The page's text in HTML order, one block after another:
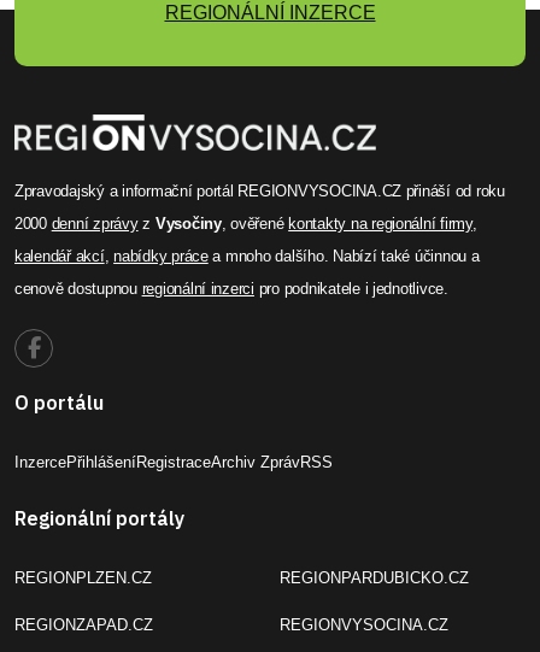
REGIONÁLNÍ INZERCE
Zpravodajský a informační portál REGIONVYSOCINA.CZ přináší od roku
2000 denní zprávyz Vysočiny, ověřenékontakty na regionální firmy,
kalendář akcí,nabídky prácea mnoho dalšího. Nabízí také účinnou a
cenově dostupnou regionální inzerci pro podnikatele i jednotlivce.
O portálu
InzercePřihlášeníRegistraceArchiv ZprávRSS
Regionální portály
REGIONPLZEN.CZ
REGIONZAPAD.CZ
REGIONPARDUBICKO.CZ
REGIONVYSOCINA.CZ